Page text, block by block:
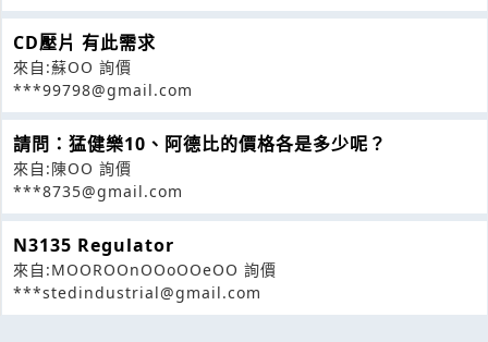
CD壓片 有此需求
來自:蘇OO 詢價
***99798@gmail.com
請問：猛健樂10、阿德比的價格各是多少呢？
來自:陳OO 詢價
***8735@gmail.com
N3135 Regulator
來自:MOOROOnOOoOOeOO 詢價
***stedindustrial@gmail.com